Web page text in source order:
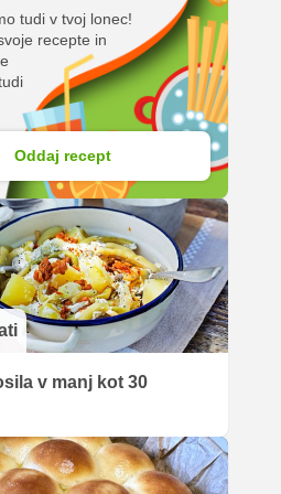
tudi v tvoj lonec!
recepte in
Oddaj recept
v manj kot 30